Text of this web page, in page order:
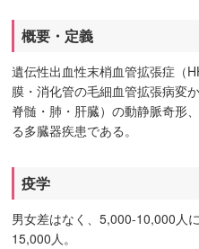
概要・定義
遺伝性出血性末梢血管拡張症（
膜・消化管の毛細血管拡張病変
脊髄・肺・肝臓）の動静脈奇形
る多臓器疾患である。
疫学
男女差はなく、5,000-10,000人
15,000人。